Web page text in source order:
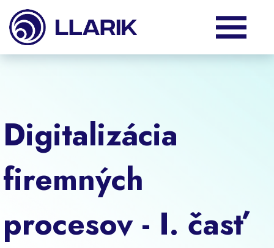
Podpora
O nás
Klienti
Digitalizácia
firemných
procesov - I. časť